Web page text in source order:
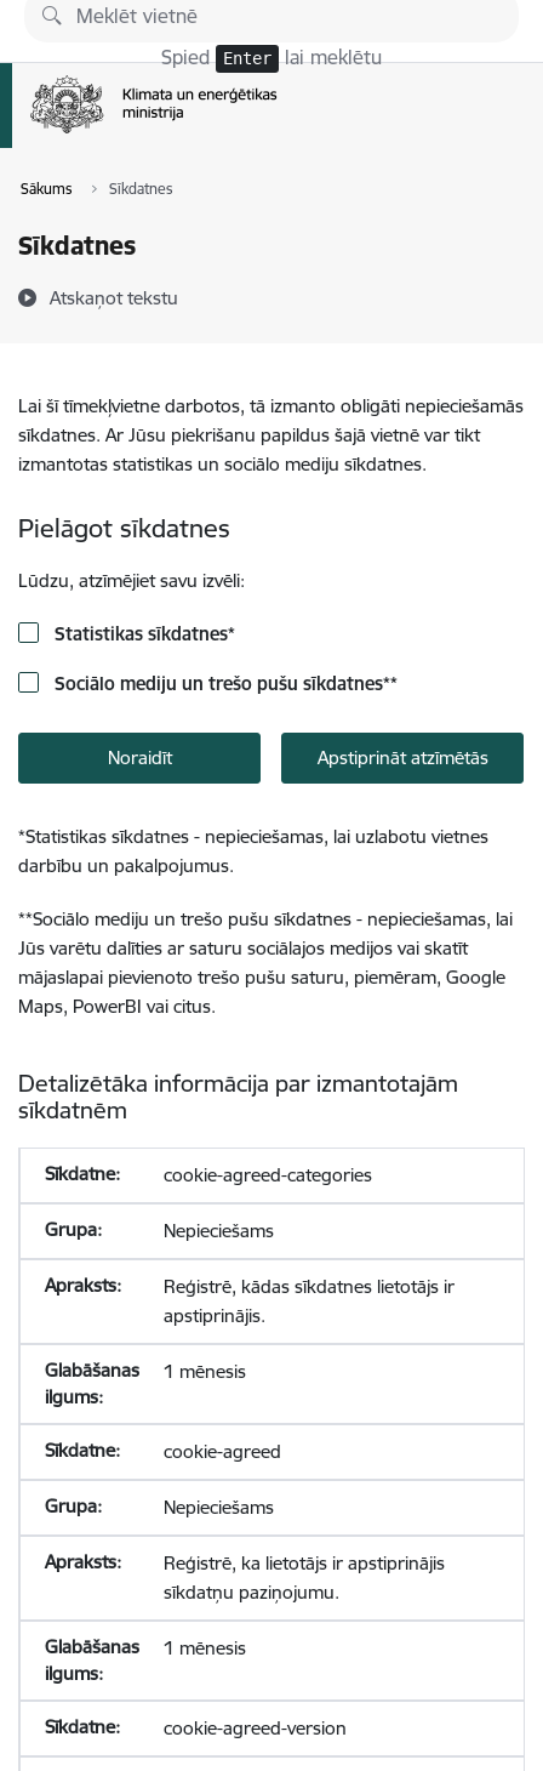
Pāriet uz lapas saturu
Spied Enter lai meklētu
Sākums Sīkdatnes
Sīkdatnes
Atskaņot tekstu
Lai šī tīmekļvietne darbotos, tā izmanto obligāti nepieciešamās
sīkdatnes. Ar Jūsu piekrišanu papildus šajā vietnē var tikt
izmantotas statistikas un sociālo mediju sīkdatnes.
Pielāgot sīkdatnes
Lūdzu, atzīmējiet savu izvēli:
Statistikas sīkdatnes*
Sociālo mediju un trešo pušu sīkdatnes**
Noraidīt Apstiprināt atzīmētās
*Statistikas sīkdatnes - nepieciešamas, lai uzlabotu vietnes
darbību un pakalpojumus.
**Sociālo mediju un trešo pušu sīkdatnes - nepieciešamas, lai
Jūs varētu dalīties ar saturu sociālajos medijos vai skatīt
mājaslapai pievienoto trešo pušu saturu, piemēram, Google
Maps, PowerBI vai citus.
Detalizētāka informācija par izmantotajām
sīkdatnēm
cookie-agreed-categories
Nepieciešams
Reģistrē, kādas sīkdatnes lietotājs ir
apstiprinājis.
1 mēnesis
cookie-agreed
Nepieciešams
Reģistrē, ka lietotājs ir apstiprinājis
sīkdatņu paziņojumu.
1 mēnesis
cookie-agreed-version